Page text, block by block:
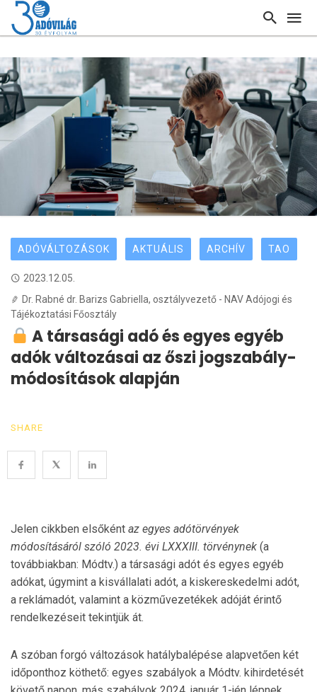
ADÓVÁLTOZÁSOK AKTUÁLIS ARCHÍV TAO
2023.12.05.
Dr. Rabné dr. Barizs Gabriella, osztályvezető - NAV Adójogi és
Tájékoztatási Főosztály
A társasági adó és egyes egyéb
adók változásai az őszi jogszabály-
módosítások alapján
SHARE
Jelen cikkben elsőként az egyes adótörvények
módosításáról szóló 2023. évi LXXXIII. törvénynek (a
továbbiakban: Módtv.) a társasági adót és egyes egyéb
adókat, úgymint a kisvállalati adót, a kiskereskedelmi adót,
a reklámadót, valamint a közművezetékek adóját érintő
rendelkezéseit tekintjük át.
A szóban forgó változások hatálybalépése alapvetően két
időponthoz köthető: egyes szabályok a Módtv. kihirdetését